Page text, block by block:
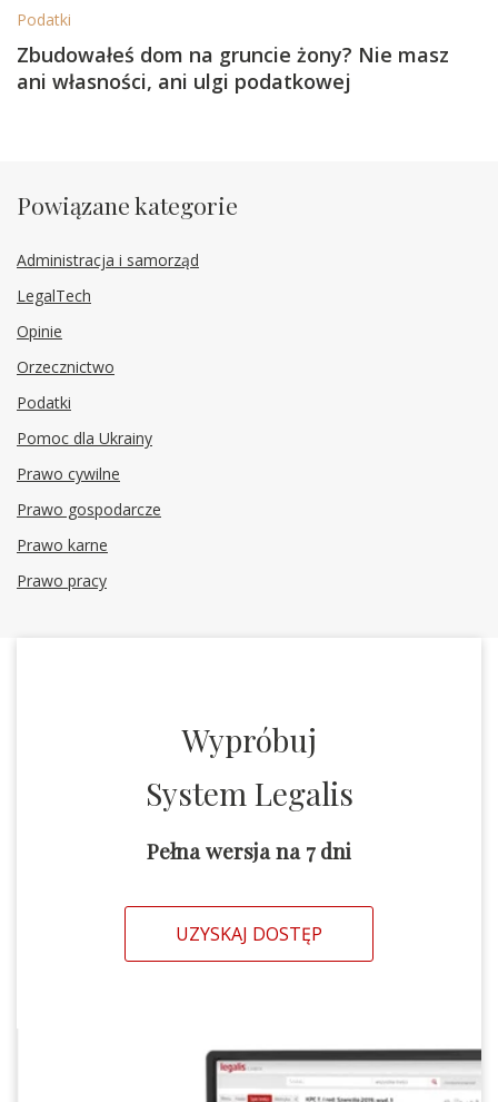
Podatki
Zbudowałeś dom na gruncie żony? Nie masz
ani własności, ani ulgi podatkowej
Powiązane kategorie
Administracja i samorząd
LegalTech
Opinie
Orzecznictwo
Podatki
Pomoc dla Ukrainy
Prawo cywilne
Prawo gospodarcze
Prawo karne
Prawo pracy
Wypróbuj
System Legalis
Pełna wersja na 7 dni
UZYSKAJ DOSTĘP